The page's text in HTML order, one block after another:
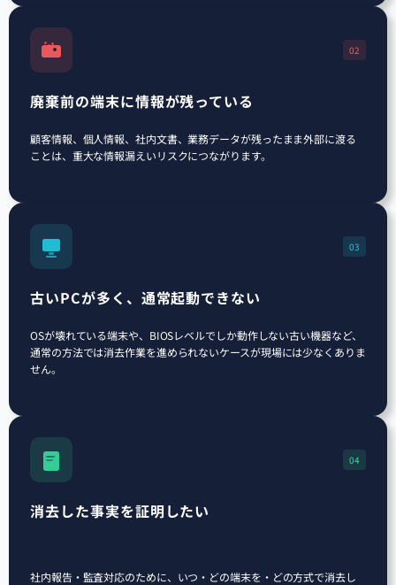
02
廃棄前の端末に情報が残っている
顧客情報、個人情報、社内文書、業務データが残ったまま外部に渡る
ことは、重大な情報漏えいリスクにつながります。
03
古いPCが多く、通常起動できない
OSが壊れている端末や、BIOSレベルでしか動作しない古い機器など、
通常の方法では消去作業を進められないケースが現場には少なくありま
せん。
04
消去した事実を証明したい
社内報告・監査対応のために、いつ・どの端末を・どの方式で消去し